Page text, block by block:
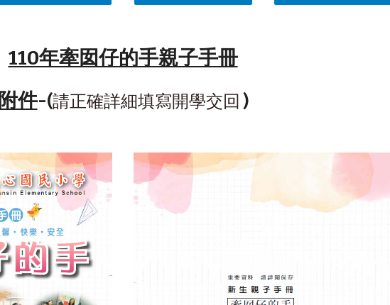
110年牽囡仔的手親子手冊
附件-(請正確詳細填寫開學交回 )